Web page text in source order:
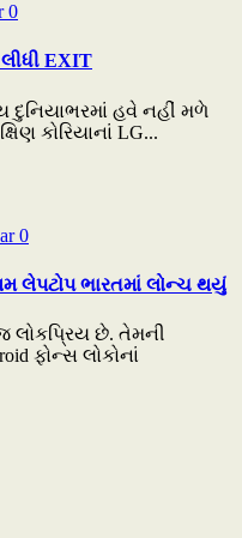
0
EXIT
દુનિયાભરમાં હવે નહીં મળે
કોરિયાનાં LG...
0
લેપટોપ ભારતમાં લોન્ચ થયું
લોકપ્રિય છે. તેમની
ફોન્સ લોકોનાં